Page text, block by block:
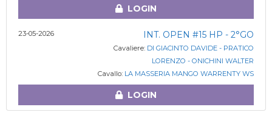
LOGIN
23-05-2026 INT. OPEN #15 HP - 2°GO
Cavaliere: DI GIACINTO DAVIDE - PRATICO
LORENZO - ONICHINI WALTER
Cavallo: LA MASSERIA MANGO WARRENTY WS
LOGIN